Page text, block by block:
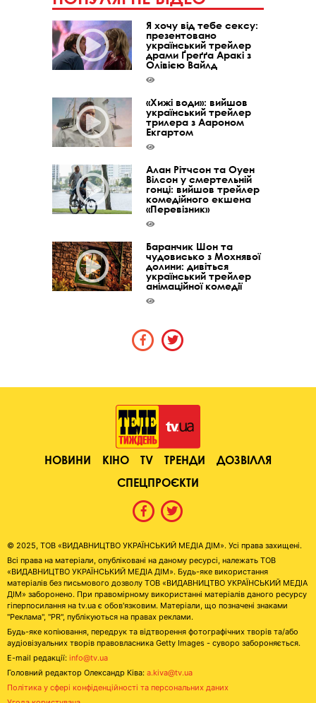
Я хочу від тебе сексу:
презентовано
український трейлер
драми Ґреґґа Аракі з
Олівією Вайлд
«Хижі води»: вийшов
український трейлер
трилера з Аароном
Екгартом
Алан Рітчсон та Оуен
Вілсон у смертельній
гонці: вийшов трейлер
комедійного екшена
«Перевізник»
Баранчик Шон та
чудовисько з Мохнявої
долини: дивіться
український трейлер
анімаційної комедії
НОВИНИ КІНО TV ТРЕНДИ
ДОЗВІЛЛЯ
СПЕЦПРОЄКТИ
© 2025, ТОВ «ВИДАВНИЦТВО УКРАЇНСЬКИЙ МЕДІА ДІМ». Усі права захищені.
Всі права на матеріали, опубліковані на даному ресурсі, належать ТОВ
«ВИДАВНИЦТВО УКРАЇНСЬКИЙ МЕДІА ДІМ». Будь-яке використання
матеріалів без письмового дозволу ТОВ «ВИДАВНИЦТВО УКРАЇНСЬКИЙ МЕДІА
ДІМ» заборонено. При правомірному використанні матеріалів даного ресурсу
гіперпосилання на tv.ua є обов'язковим. Матеріали, що позначені знаками
"Реклама", "PR", публікуються на правах реклами.
Будь-яке копіювання, передрук та відтворення фотографічних творів та/або
аудіовізуальних творів правовласника Getty Images - суворо забороняється.
E-mail редакції: info@tv.ua
Головний редактор Олександр Ківа: a.kiva@tv.ua
Політика у сфері конфіденційності та персональних даних